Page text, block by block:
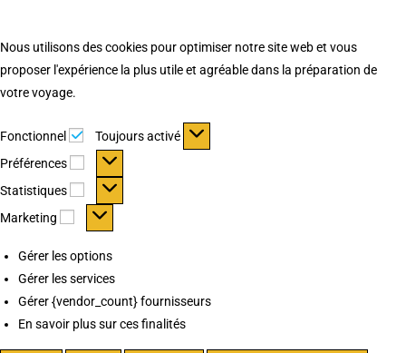
Nous utilisons des cookies pour optimiser notre site web et vous
proposer l'expérience la plus utile et agréable dans la préparation de
votre voyage.
Fonctionnel Fonctionnel
Toujours activé
Préférences
Préférences
Statistiques Statistiques
Marketing Marketing
Gérer les options
Gérer les services
Gérer {vendor_count} fournisseurs
En savoir plus sur ces finalités